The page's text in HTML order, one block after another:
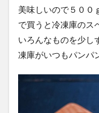
美味しいので５００
で買うと冷凍庫のス
いろんなものを少し
凍庫がいつもパンパ